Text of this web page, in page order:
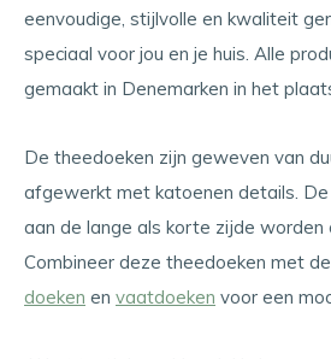
eenvoudige, stijlvolle en kwaliteit
speciaal voor jou en je huis. Alle
gemaakt in Denemarken in het
De theedoeken zijn geweven van
afgewerkt met katoenen details.
aan de lange als korte zijde worden
Combineer deze theedoeken met de
doeken en vaatdoeken voor een